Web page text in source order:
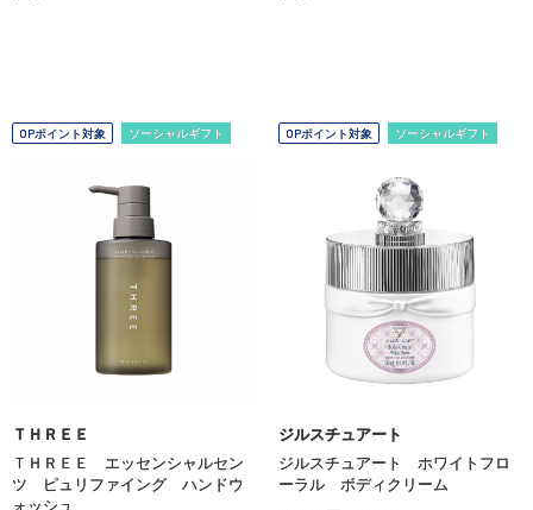
OPポイント対象 ソーシャルギフト
ＴＨＲＥＥ
ＴＨＲＥＥ エッセンシャルセン
ツ ピュリファイング ハンドウ
ォッシュ
OPポイント対象 ソーシャルギフト
ジルスチュアート
ジルスチュアート ホワイトフロ
ーラル ボディクリーム